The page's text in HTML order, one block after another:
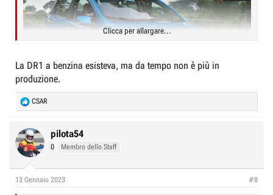
Clicca per allargare...
La DR1 a benzina esisteva, ma da tempo non è più in
produzione.
R
e
c
t
i
s
CSAR
pilota54
0 Membro dello Staff
13 Gennaio 2023 #8